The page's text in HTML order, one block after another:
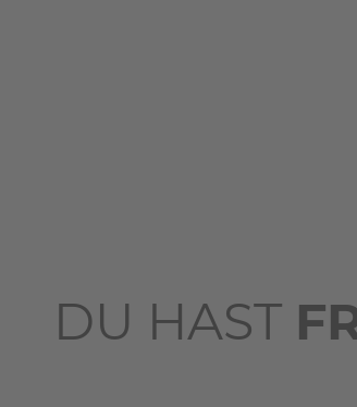
DU HAST